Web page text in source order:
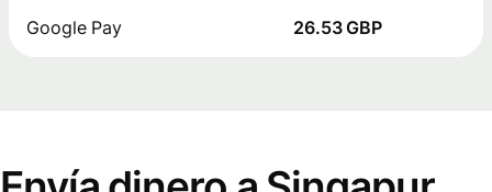
Google Pay 26.53 GBP